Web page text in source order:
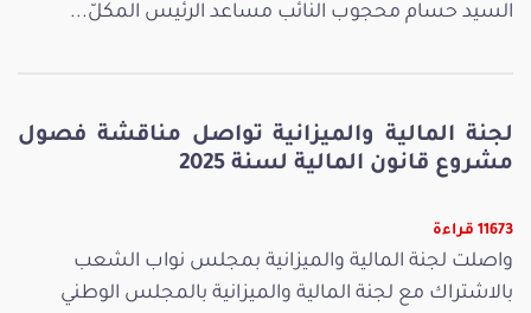
السيد حسام محجوب النائب مساعد الرئيس المكلّ...
لجنة المالية والميزانية تواصل مناقشة فصول
مشروع قانون المالية لسنة 2025
11673 قراءة
واصلت لجنة المالية والميزانية بمجلس نواب الشعب
بالاشتراك مع لجنة المالية والميزانية بالمجلس الوطني